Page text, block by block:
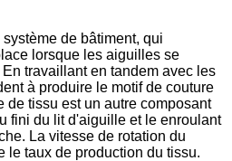
de bâtiment, qui
lorsque les aiguilles se
travaillant en tandem avec les
à produire le motif de couture
de tissu est un autre composant
fini du lit d'aiguille et le enroulant
La vitesse de rotation du
le taux de production du tissu.